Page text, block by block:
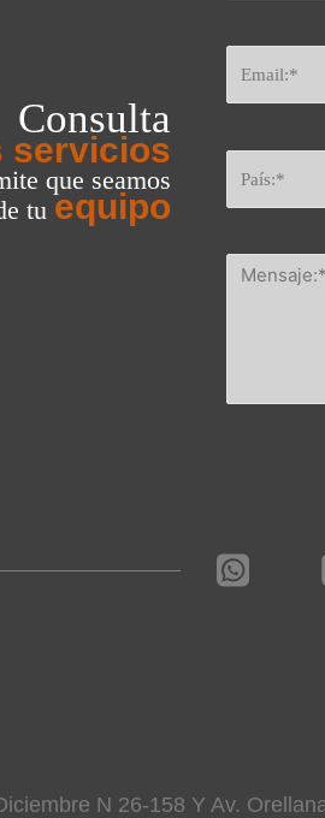
Consulta
servicios
que seamos
tu equipo
N 26-158 Y Av.